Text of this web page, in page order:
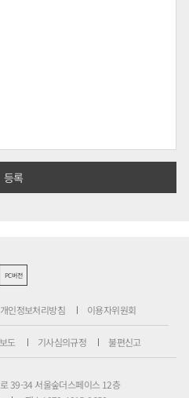
PC버전
개인정보처리방침 이용자위원회
도 기사심의규정 불편신고
39-34 서울숲더스페이스 12층